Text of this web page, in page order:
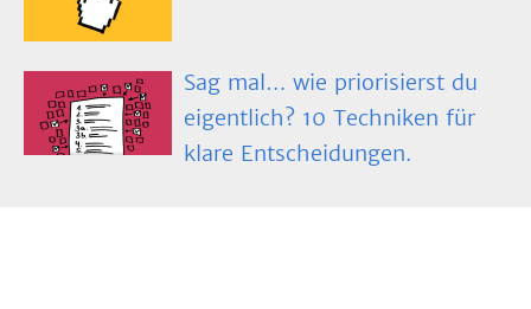
Sag mal… wie priorisierst du
eigentlich? 10 Techniken für
klare Entscheidungen.